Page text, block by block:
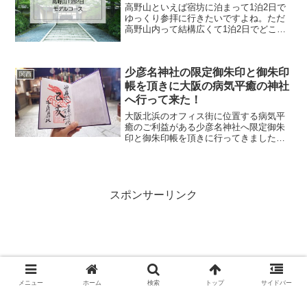
高野山といえば宿坊に泊まって1泊2日で
ゆっくり参拝に行きたいですよね。ただ
高野山内って結構広くて1泊2日でどこま
コースでご紹介した...
関西
少彦名神社の限定御朱印と御朱印
帳を頂きに大阪の病気平癒の神社
へ行って来た！
大阪北浜のオフィス街に位置する病気平
癒のご利益がある少彦名神社へ限定御朱
印と御朱印帳を頂きに行ってきました。
スポンサーリンク
メニュー ホーム 検索 トップ サイドバー